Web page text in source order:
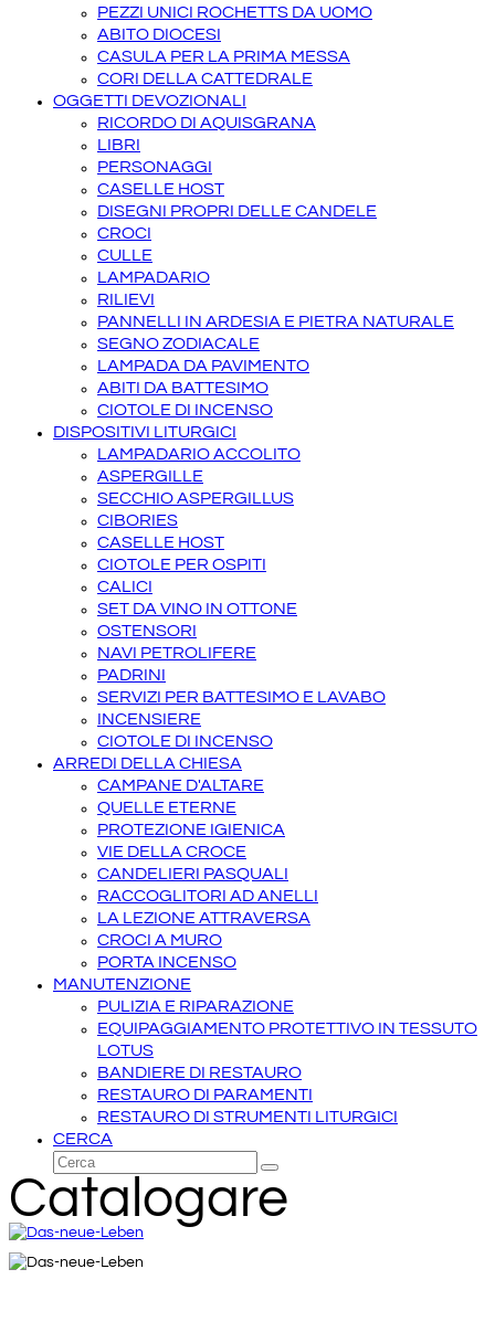
PEZZI UNICI ROCHETTS DA UOMO
ABITO DIOCESI
CASULA PER LA PRIMA MESSA
CORI DELLA CATTEDRALE
OGGETTI DEVOZIONALI
RICORDO DI AQUISGRANA
LIBRI
PERSONAGGI
CASELLE HOST
DISEGNI PROPRI DELLE CANDELE
CROCI
CULLE
LAMPADARIO
RILIEVI
PANNELLI IN ARDESIA E PIETRA NATURALE
SEGNO ZODIACALE
LAMPADA DA PAVIMENTO
ABITI DA BATTESIMO
CIOTOLE DI INCENSO
DISPOSITIVI LITURGICI
LAMPADARIO ACCOLITO
ASPERGILLE
SECCHIO ASPERGILLUS
CIBORIES
CASELLE HOST
CIOTOLE PER OSPITI
CALICI
SET DA VINO IN OTTONE
OSTENSORI
NAVI PETROLIFERE
PADRINI
SERVIZI PER BATTESIMO E LAVABO
INCENSIERE
CIOTOLE DI INCENSO
ARREDI DELLA CHIESA
CAMPANE D'ALTARE
QUELLE ETERNE
PROTEZIONE IGIENICA
VIE DELLA CROCE
CANDELIERI PASQUALI
RACCOGLITORI AD ANELLI
LA LEZIONE ATTRAVERSA
CROCI A MURO
PORTA INCENSO
MANUTENZIONE
PULIZIA E RIPARAZIONE
EQUIPAGGIAMENTO PROTETTIVO IN TESSUTO
LOTUS
BANDIERE DI RESTAURO
RESTAURO DI PARAMENTI
RESTAURO DI STRUMENTI LITURGICI
CERCA
Cerca
Invia
Catalogare